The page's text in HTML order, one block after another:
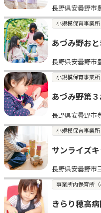
長野県安曇野市
小規模保育事業所
あづみ野お
長野県安曇野市
小規模保育事業所
あづみ野第
長野県安曇野市
小規模保育事業所
サンライズ
長野県安曇野市
事業所内保育所（
きらり穂高